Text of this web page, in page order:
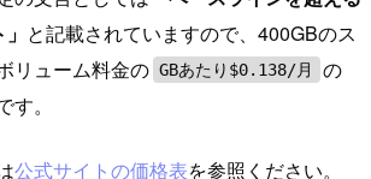
と記載されていますので、400GBのス
リューム料金の GBあたり$0.138/月
の
。
公式サイトの価格表を参照ください。